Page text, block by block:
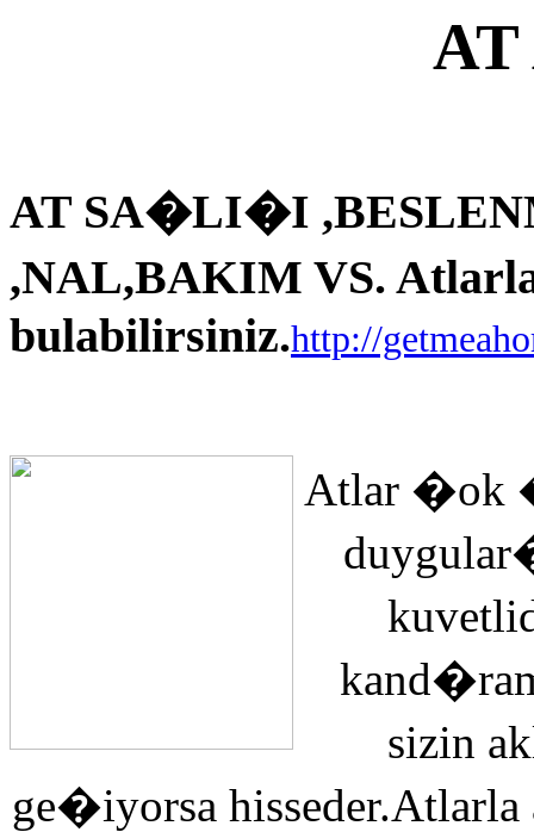
AT SA�LI�I
,NAL,BAKIM VS.
bulabilirsiniz.http://
Atlar �ok
sizin
ge�iyorsa